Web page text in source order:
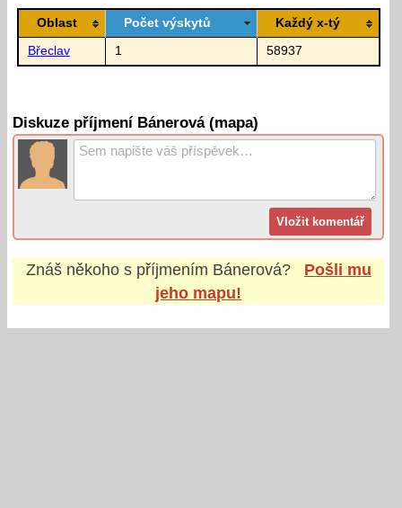
Oblast Počet výskytů Každý x-tý
Břeclav 1 58937
Diskuze příjmení Bánerová (mapa)
Znáš někoho s příjmením Bánerová?
Pošli mu
jeho mapu!